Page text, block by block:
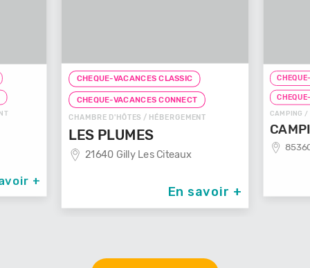
+
CHEQUE-VACANCES CLASSIC
CHEQUE-VACANCES CONNECT
CHAMBRE D'HÔTES / HÉBERGEMENT
LES PLUMES
21640 Gilly Les Citeaux
En savoir +
CAMPING /